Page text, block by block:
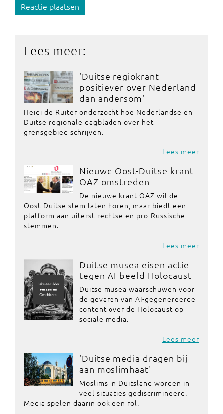
Reactie plaatsen
Lees meer:
'Duitse regiokrant
positiever over Nederland
dan andersom'
Heidi de Ruiter onderzocht hoe Nederlandse en
Duitse regionale dagbladen over het
grensgebied schrijven.
Lees meer
Nieuwe Oost-Duitse krant
OAZ omstreden
De nieuwe krant OAZ wil de
Oost-Duitse stem laten horen, maar biedt een
platform aan uiterst-rechtse en pro-Russische
stemmen.
Lees meer
Duitse musea eisen actie
tegen AI-beeld Holocaust
Duitse musea waarschuwen voor
de gevaren van AI-gegenereerde
content over de Holocaust op
sociale media.
Lees meer
'Duitse media dragen bij
aan moslimhaat'
Moslims in Duitsland worden in
veel situaties gediscrimineerd.
Media spelen daarin ook een rol.